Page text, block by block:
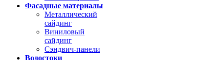
Фасадные материалы
Металлический
сайдинг
Виниловый
сайдинг
Сэндвич-панели
Водостоки